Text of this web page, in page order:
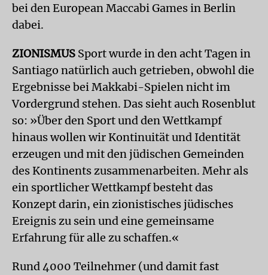
bei den European Maccabi Games in Berlin
dabei.
ZIONISMUS Sport wurde in den acht Tagen in
Santiago natürlich auch getrieben, obwohl die
Ergebnisse bei Makkabi-Spielen nicht im
Vordergrund stehen. Das sieht auch Rosenblut
so: »Über den Sport und den Wettkampf
hinaus wollen wir Kontinuität und Identität
erzeugen und mit den jüdischen Gemeinden
des Kontinents zusammenarbeiten. Mehr als
ein sportlicher Wettkampf besteht das
Konzept darin, ein zionistisches jüdisches
Ereignis zu sein und eine gemeinsame
Erfahrung für alle zu schaffen.«
Rund 4000 Teilnehmer (und damit fast